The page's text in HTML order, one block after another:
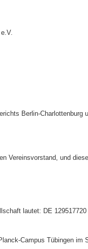
Berlin-Charlottenburg
Vereinsvorstand, und
lautet: DE 129517720
Campus Tübingen im